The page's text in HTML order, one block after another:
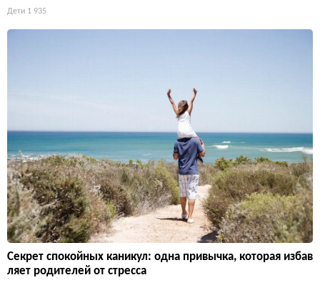
Дети 1 935
Секрет спокойных каникул: одна привычка, которая избав
ляет родителей от стресса